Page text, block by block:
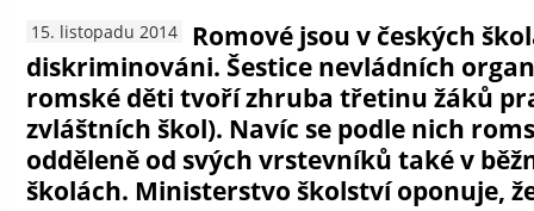
15. listopadu 2014
Romové jsou v českých
diskriminováni. Šestice nevládních
romské děti tvoří zhruba třetinu žáků
zvláštních škol). Navíc se podle nich
odděleně od svých vrstevníků také v
školách. Ministerstvo školství oponuje,